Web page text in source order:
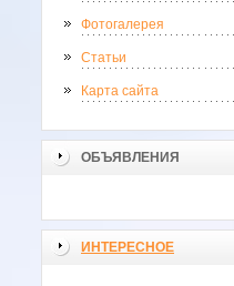
Фотогалерея
Статьи
Карта сайта
ОБЪЯВЛЕНИЯ
ИНТЕРЕСНОЕ